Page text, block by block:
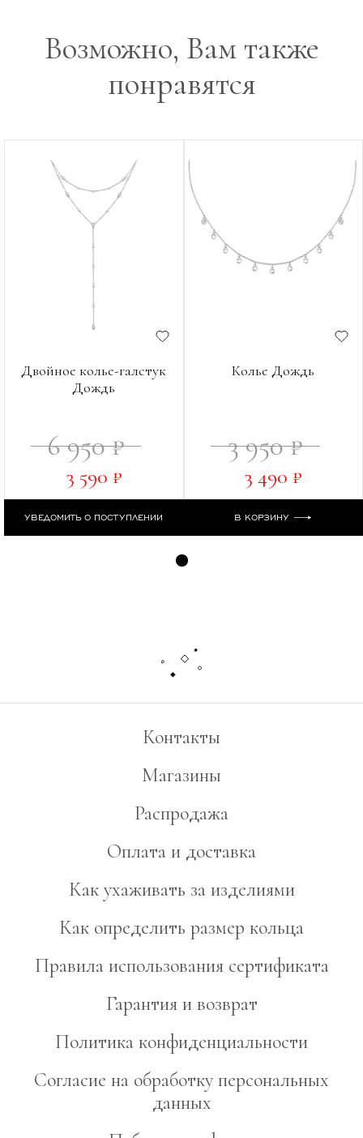
Возможно, Вам также
понравятся
Двойное колье-галстук
Дождь
6 950 ₽
3 590 ₽
УВЕДОМИТЬ О ПОСТУПЛЕНИИ
Колье Дождь
3 950 ₽
3 490 ₽
В КОРЗИНУ
Контакты
Магазины
Распродажа
Оплата и доставка
Как ухаживать за изделиями
Как определить размер кольца
Правила использования сертификата
Гарантия и возврат
Политика конфиденциальности
Согласие на обработку персональных
данных